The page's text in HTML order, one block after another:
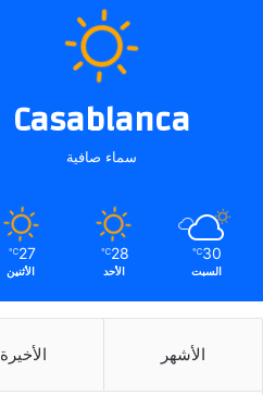
Casablanca
سماء صافية
30
℃
السبت
28
℃
الأحد
27
℃
الأثنين
الأشهر الأخيرة